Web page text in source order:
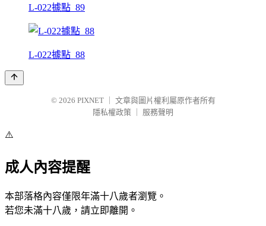
L-022據點_89
L-022據點_88
© 2026 PIXNET
文章與圖片權利屬原作者所有
隱私權政策
服務聲明
⚠️
成人內容提醒
本部落格內容僅限年滿十八歲者瀏覽。
若您未滿十八歲，請立即離開。